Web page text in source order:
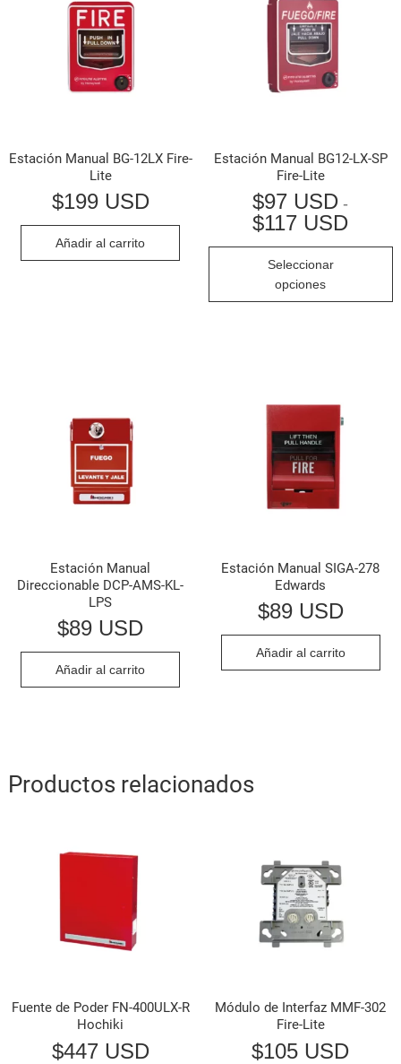
Estación Manual BG-12LX Fire-
Lite
$199 USD
Añadir al carrito
Estación Manual BG12-LX-SP
Fire-Lite
$97 USD -
$117 USDRango
hasta
Seleccionar
opciones
Estación Manual
Direccionable DCP-AMS-KL-
LPS
$89 USD
Añadir al carrito
Estación Manual SIGA-278
Edwards
$89 USD
Añadir al carrito
Productos relacionados
Fuente de Poder FN-400ULX-R
Hochiki
$447 USD
Módulo de Interfaz MMF-302
Fire-Lite
$105 USD